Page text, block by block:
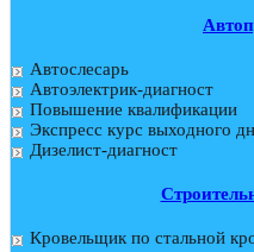
Автослесарь
Автоэлектрик-диагност
Повышение квалификации
Экспресс курс выходного
Дизелист-диагност
Кровельщик по стальной